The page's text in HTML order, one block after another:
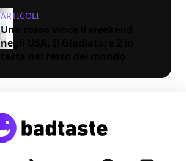
ARTICOLI
Uno rosso vince il weekend
negli USA, Il Gladiatore 2 in